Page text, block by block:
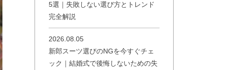
5選｜失敗しない選び方とトレンド
完全解説
2026.08.05
新郎スーツ選びのNGを今すぐチェ
ック｜結婚式で後悔しないための失